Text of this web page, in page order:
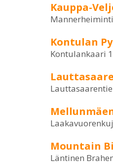
Kauppa-
Kontulan
Kontulankaari
Mountain
Läntinen